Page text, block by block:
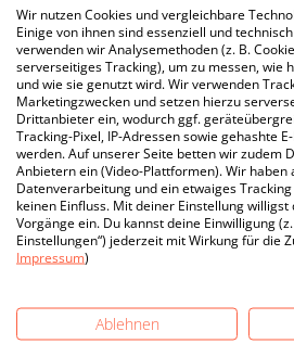
Wir nutzen Cookies und vergleichbare
Einige von ihnen sind essenziell und
verwenden wir Analysemethoden (z. B.
serverseitiges Tracking), um zu messen, wie
und wie sie genutzt wird. Wir verwenden
Marketingzwecken und setzen hierzu
Drittanbieter ein, wodurch ggf.
Tracking-Pixel, IP-Adressen sowie gehashte
werden. Auf unserer Seite betten wir zudem
Anbietern ein (Video-Plattformen). Wir haben
Datenverarbeitung und ein etwaiges
keinen Einfluss. Mit deiner Einstellung
Vorgänge ein. Du kannst deine Einwilligung
Einstellungen“) jederzeit mit Wirkung für die
Impressum)
Ablehnen